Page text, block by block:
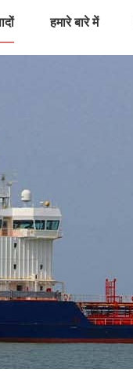
हमारे बारे में